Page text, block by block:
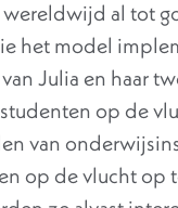
al tot
het model
Julia en haar
op de
van
op de vlucht op